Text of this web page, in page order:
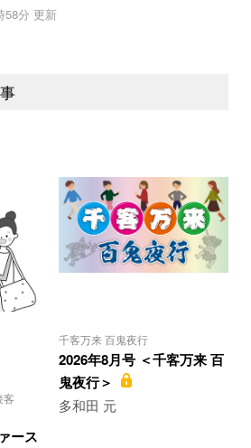
58分 更新
客
ース
千客万来 百鬼夜行
2026年8月号 ＜千客万来 百
鬼夜行＞
多和田 元